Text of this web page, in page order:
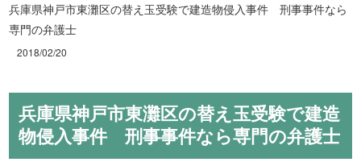
兵庫県神戸市東灘区の替え玉受験で建造物侵入事件 刑事事件なら
専門の弁護士
2018/02/20
兵庫県神戸市東灘区の替え玉受験で建造
物侵入事件 刑事事件なら専門の弁護士